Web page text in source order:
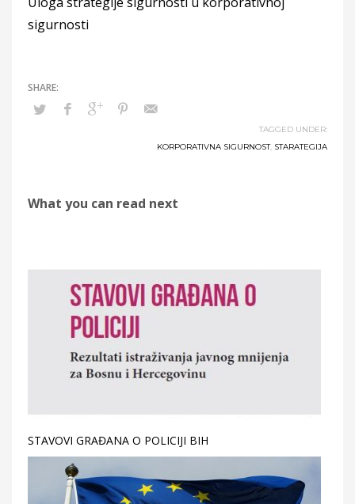
sigurnosti
TAGGED UNDER:
KORPORATIVNA SIGURNOST, STARATEGIJA
What you can read next
STAVOVI GRAĐANA O POLICIJI BIH